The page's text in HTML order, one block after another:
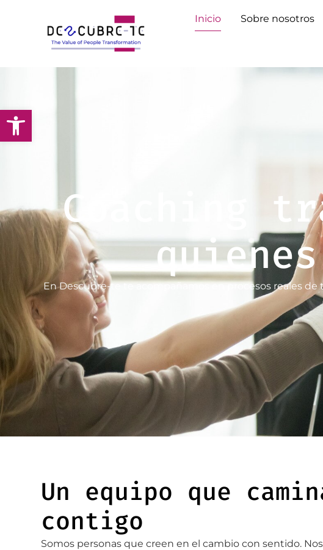
Inicio Sobre nosotros
Coaching
En Descubre-te te acompañamos en procesos reales
Un equipo que
contigo
Somos personas que creen en el cambio con sentido.